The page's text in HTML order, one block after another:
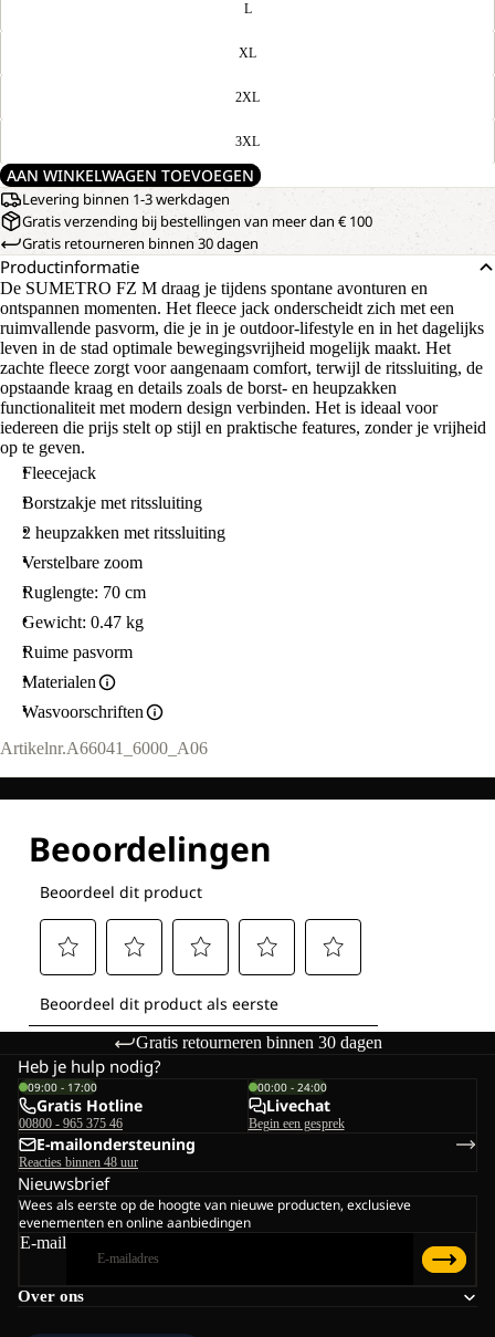
L
XL
2XL
3XL
AAN WINKELWAGEN TOEVOEGEN
Levering binnen 1-3 werkdagen
Gratis verzending bij bestellingen van meer dan € 100
Gratis retourneren binnen 30 dagen
Productinformatie
De SUMETRO FZ M draag je tijdens spontane avonturen en
ontspannen momenten. Het fleece jack onderscheidt zich met een
ruimvallende pasvorm, die je in je outdoor-lifestyle en in het dagelijks
leven in de stad optimale bewegingsvrijheid mogelijk maakt. Het
zachte fleece zorgt voor aangenaam comfort, terwijl de ritssluiting, de
opstaande kraag en details zoals de borst- en heupzakken
functionaliteit met modern design verbinden. Het is ideaal voor
iedereen die prijs stelt op stijl en praktische features, zonder je vrijheid
op te geven.
Fleecejack
Borstzakje met ritssluiting
2 heupzakken met ritssluiting
Verstelbare zoom
Ruglengte: 70 cm
Gewicht: 0.47 kg
Ruime pasvorm
Materialen
Wasvoorschriften
Artikelnr.A66041_6000_A06
Gratis retourneren binnen 30 dagen
Over ons
Heb je hulp nodig?
09:00 - 17:00
Gratis Hotline
00800 - 965 375 46
00:00 - 24:00
Livechat
Begin een gesprek
E-mailondersteuning
Reacties binnen 48 uur
Nieuwsbrief
Wees als eerste op de hoogte van nieuwe producten, exclusieve
evenementen en online aanbiedingen
E-mail